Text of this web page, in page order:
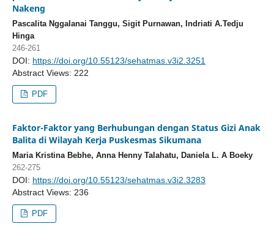
Nakeng
Pascalita Nggalanai Tanggu, Sigit Purnawan, Indriati A.Tedju
Hinga
246-261
DOI: https://doi.org/10.55123/sehatmas.v3i2.3251
Abstract Views: 222
PDF
Faktor-Faktor yang Berhubungan dengan Status Gizi Anak
Balita di Wilayah Kerja Puskesmas Sikumana
Maria Kristina Bebhe, Anna Henny Talahatu, Daniela L. A Boeky
262-275
DOI: https://doi.org/10.55123/sehatmas.v3i2.3283
Abstract Views: 236
PDF